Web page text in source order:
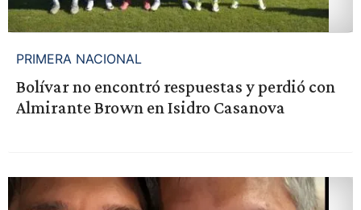
PRIMERA NACIONAL
Bolívar no encontró respuestas y perdió con
Almirante Brown en Isidro Casanova